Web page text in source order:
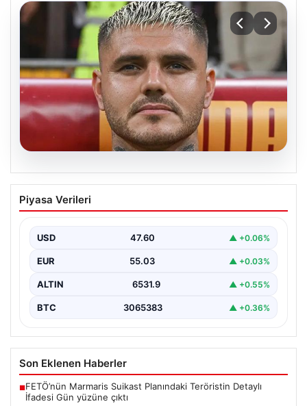
05.08.2026
Mauro Icardi’nin Sosyal Medya
Paylaşımlarıyla Tansiyonu Yükseltti
yollarını ayıran ve kariyerindeki belirsizlikler nedeniyle
gündemdeki isimler arasında…
Piyasa Verileri
USD 47.60 ▲ +0.06%
EUR 55.03 ▲ +0.03%
ALTIN 6531.9 ▲ +0.55%
BTC 3065383 ▲ +0.36%
Son Eklenen Haberler
■FETÖ’nün Marmaris Suikast Planındaki Teröristin Detaylı
İfadesi Gün yüzüne çıktı